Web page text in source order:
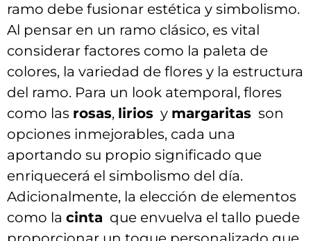
ramo debe fusionar estética y simbolismo.‌
Al ‍pensar en un ramo clásico, es vital
considerar ⁤factores como‍ la paleta‍ de
colores, la variedad de flores ‌y la estructura
del ⁢ramo. Para ‌un look atemporal, flores
⁢como las rosas, lirios ⁤ y margaritas ‍ son‍
opciones ⁢inmejorables, cada una
aportando su propio ‌significado que
enriquecerá⁣ el simbolismo del día.⁢
Adicionalmente,⁤ la elección de ⁣elementos
como la⁣ cinta ‍ que envuelva el ‍tallo‍ puede‍